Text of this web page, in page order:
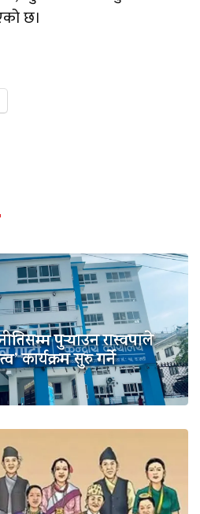
छ।
पुर्‍याउन रास्वपाले
कार्यक्रम सुरु गर्ने